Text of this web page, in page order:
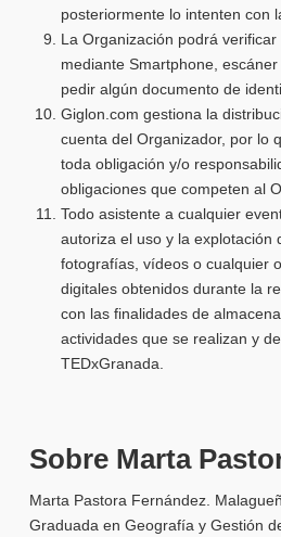
posteriormente lo intenten con
La Organización podrá
mediante Smartphone,
pedir algún documento de
Giglon.com gestiona la
cuenta del Organizador, por lo
toda obligación y/o
obligaciones que competen al
Todo asistente a cualquier
autoriza el uso y la explotación
fotografías, vídeos o cualquier
digitales obtenidos durante la
con las finalidades de
actividades que se realizan y
TEDxGranada.
Sobre Marta
Marta Pastora Fernández.
Graduada en Geografía y Gestión